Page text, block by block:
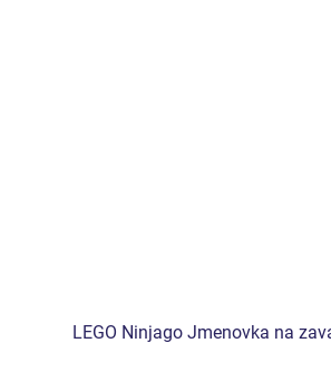
LEGO Ninjago Jmenovka na